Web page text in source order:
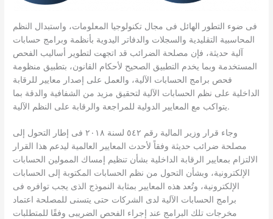
فى ضوء التطور الهائل فى مجال تكنولوجيا المعلومات، واستبدال النظم
المحاسبية التقليدية والسجلات والدفاتر اليدوية بأنظمة وبرامج حسابات
آلية حديثة، فإن مصلحة الضرائب قد اتجهت لتطوير أساليب الفحص
المستخدمة وبما يخدم التطبيق الصحيح لأحكام القانون، بتطبيق منظومة
فحص برامج الحسابات الآلية، والعمل على إصدار معايير للرقابة
الداخلية على نظم الحسابات الآلية لتحقيق مزيد من الشفافية والدقة بما
يتواكب مع المعايير الدولية للمراجعة والرقابة على النظم الآلية.
وجاء قرار وزير المالية رقم ٥٤٢ لسنة ٢٠١٨ فى إطار التحول إلى
مصلحة ضرائب حديثة وفقاً لأحدث المعايير العالمية ليدعم هذا القرار
الالتزام بمعايير الرقابة الداخلية بشأن تنظيم إمساك الممولين الحسابات
الإلكترونية، وبشأن التحول من نظم الحسابات المكتوبة إلى الحسابات
الإلكترونية، وتُعد هذه المعايير بمثابة النموذج الذى يجب توافره فى
برامج الحسابات الآلية لدى الشركات حتى يتسنى للمصلحة اعتماد
مخرجات تلك البرامج عند إجراء الفحص الضريبى وفقًا للمتطلبات